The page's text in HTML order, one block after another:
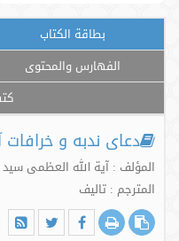
بطاقة الكتاب
الفهارس والمحتوى
دعای ندبه و خرافات
المؤلف : آية الله العظمى
المترجم : تالیف